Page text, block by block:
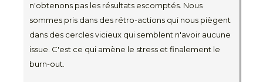
n'obtenons pas les résultats escomptés. Nous
sommes pris dans des rétro-actions qui nous piègent
dans des cercles vicieux qui semblent n'avoir aucune
issue. C'est ce qui amène le stress et finalement le
burn-out.